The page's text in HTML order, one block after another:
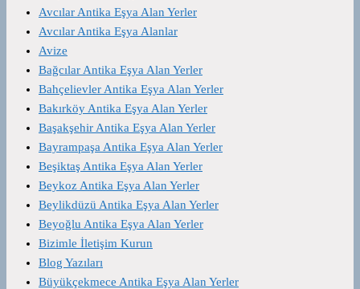
Avcılar Antika Eşya Alan Yerler
Avcılar Antika Eşya Alanlar
Avize
Bağcılar Antika Eşya Alan Yerler
Bahçelievler Antika Eşya Alan Yerler
Bakırköy Antika Eşya Alan Yerler
Başakşehir Antika Eşya Alan Yerler
Bayrampaşa Antika Eşya Alan Yerler
Beşiktaş Antika Eşya Alan Yerler
Beykoz Antika Eşya Alan Yerler
Beylikdüzü Antika Eşya Alan Yerler
Beyoğlu Antika Eşya Alan Yerler
Bizimle İletişim Kurun
Blog Yazıları
Büyükçekmece Antika Eşya Alan Yerler